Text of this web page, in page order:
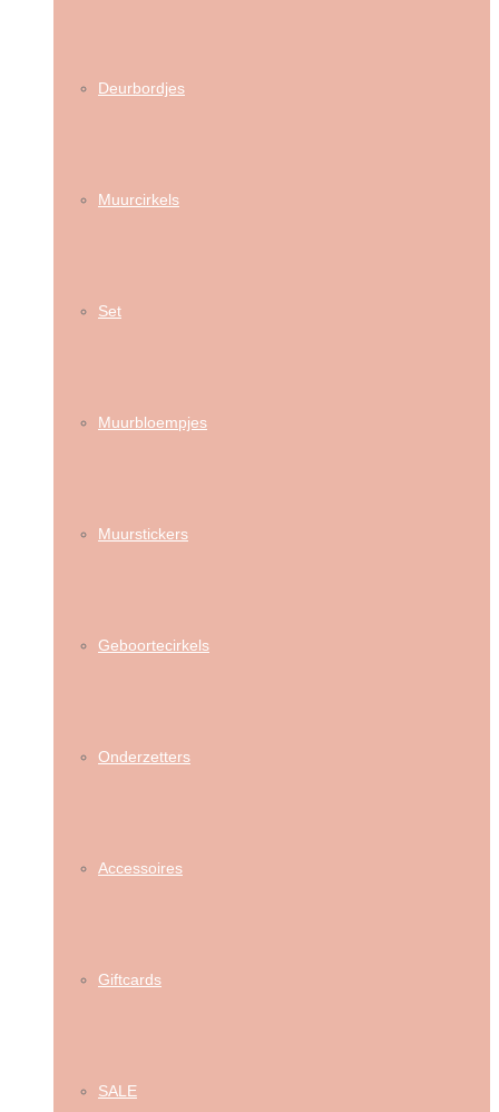
Deurbordjes
Muurcirkels
Set
Muurbloempjes
Muurstickers
Geboortecirkels
Onderzetters
Accessoires
Giftcards
SALE